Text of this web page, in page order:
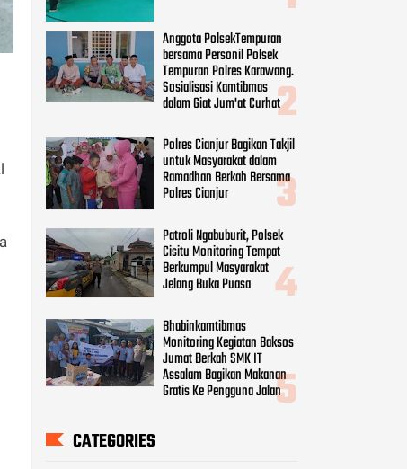
Anggota PolsekTempuran
bersama Personil Polsek
Tempuran Polres Karawang.
Sosialisasi Kamtibmas
dalam Giat Jum'at Curhat
Polres Cianjur Bagikan Takjil
untuk Masyarakat dalam
Ramadhan Berkah Bersama
Polres Cianjur
Patroli Ngabuburit, Polsek
Cisitu Monitoring Tempat
Berkumpul Masyarakat
Jelang Buka Puasa
Bhabinkamtibmas
Monitoring Kegiatan Baksos
Jumat Berkah SMK IT
Assalam Bagikan Makanan
Gratis Ke Pengguna Jalan
CATEGORIES